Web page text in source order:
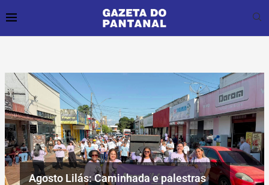
Agosto Lilás: Caminhada e palestras